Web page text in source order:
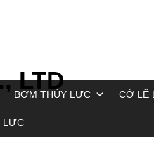
LTD
BƠM THỦY LỰC CỜ LÊ
LỰC